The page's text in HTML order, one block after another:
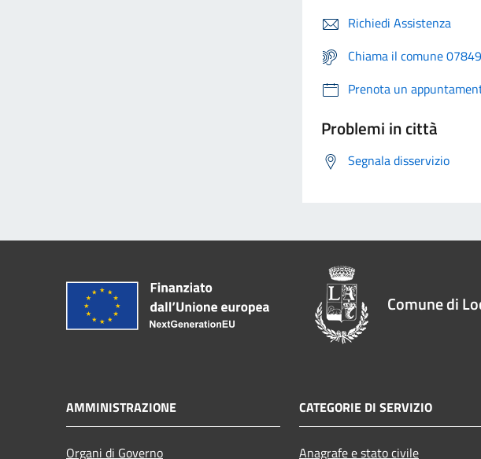
Richiedi Assistenza
Chiama il comune
Prenota un
Problemi in città
Segnala disservizio
Comune di
AMMINISTRAZIONE
Organi di Governo
CATEGORIE DI SERVIZIO
Anagrafe e stato civile